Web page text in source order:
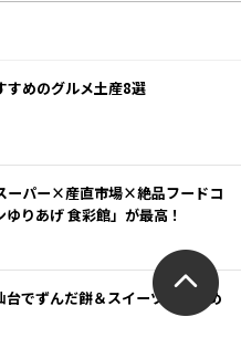
すめのグルメ土産8選
ーパー×産直市場×絶品フードコ
りあげ 食彩館」が最高！
でずんだ餅＆スイーツが楽しめ